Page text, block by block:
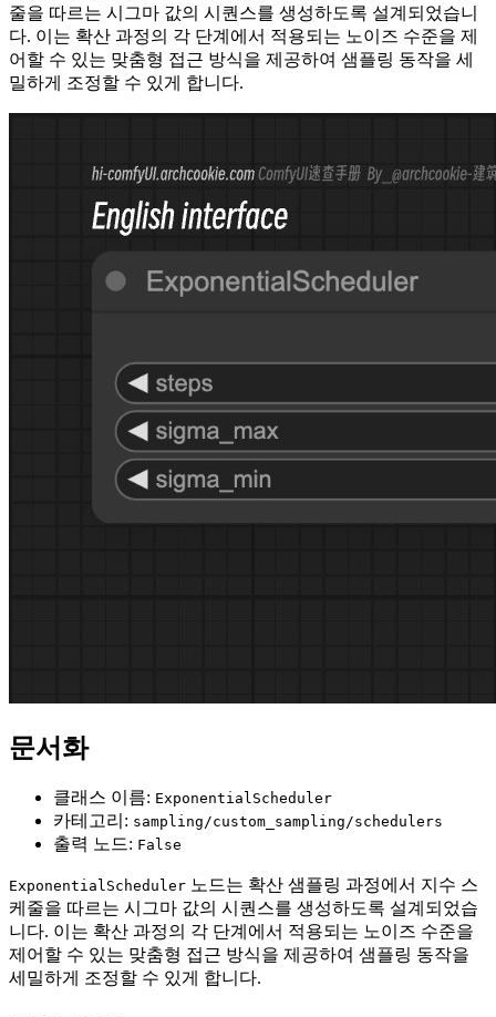
줄을 따르는 시그마 값의 시퀀스를 생성하도록 설계되었습니
다. 이는 확산 과정의 각 단계에서 적용되는 노이즈 수준을 제
어할 수 있는 맞춤형 접근 방식을 제공하여 샘플링 동작을 세
밀하게 조정할 수 있게 합니다.
문서화
클래스 이름: ExponentialScheduler
카테고리: sampling/custom_sampling/schedulers
출력 노드: False
ExponentialScheduler 노드는 확산 샘플링 과정에서 지수 스
케줄을 따르는 시그마 값의 시퀀스를 생성하도록 설계되었습
니다. 이는 확산 과정의 각 단계에서 적용되는 노이즈 수준을
제어할 수 있는 맞춤형 접근 방식을 제공하여 샘플링 동작을
세밀하게 조정할 수 있게 합니다.